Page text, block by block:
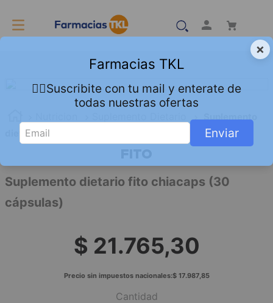
Suplemento
dietario fito chiacaps (30 cápsulas)
Suplemento dietario fito chiacaps (30
cápsulas)
$ 21.765,30
Precio sin impuestos nacionales:$ 17.987,85
Cantidad
×
Farmacias TKL
👇🏻Suscribite con tu mail y enterate de
todas nuestras ofertas
Enviar